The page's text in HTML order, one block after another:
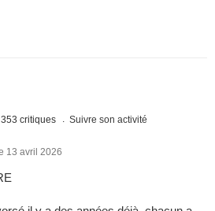
353 critiques Suivre son activité
13 avril 2026